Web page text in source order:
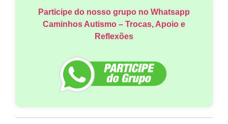
Participe do nosso grupo no Whatsapp
Caminhos Autismo – Trocas, Apoio e
Reflexões